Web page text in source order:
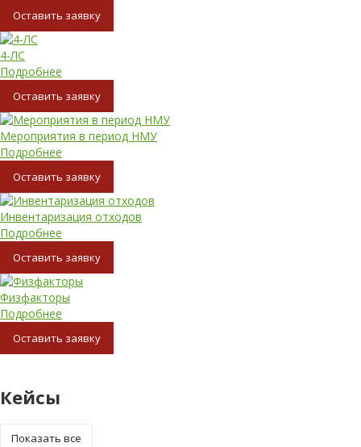
Oставить заявку
4-ЛС
Подробнее
Oставить заявку
Мероприятия в период НМУ
Подробнее
Oставить заявку
Инвентаризация отходов
Подробнее
Oставить заявку
Физфакторы
Подробнее
Oставить заявку
Кейсы
Показать все